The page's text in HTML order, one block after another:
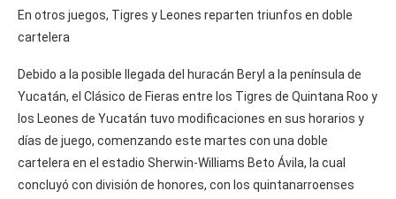
En otros juegos, Tigres y Leones reparten triunfos en doble
cartelera
Debido a la posible llegada del huracán Beryl a la península de
Yucatán, el Clásico de Fieras entre los Tigres de Quintana Roo y
los Leones de Yucatán tuvo modificaciones en sus horarios y
días de juego, comenzando este martes con una doble
cartelera en el estadio Sherwin-Williams Beto Ávila, la cual
concluyó con división de honores, con los quintanarroenses